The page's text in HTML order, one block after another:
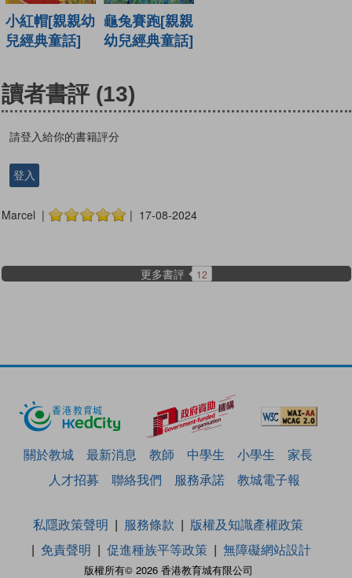
小紅帽[親親幼
兒經典童話]
龜兔賽跑[親親
幼兒經典童話]
讀者書評 (13)
請登入給你的書籍評分
登入
Marcel | | 17-08-2024
更多書評 12
關於教城 最新消息 教師 中學生 小學生
家長
人才招募
聯絡我們 服務承諾 教城電子報
版權所有© 2026 香港教育城有限公司
私隱政策聲明 服務條款
版權及知識產權政策
免責聲明
促進種族平等政策 無障礙網站設計